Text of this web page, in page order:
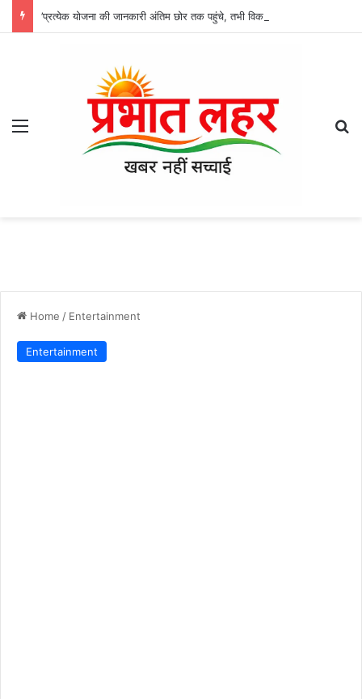
Menu
Home / Entertainment
Entertainment